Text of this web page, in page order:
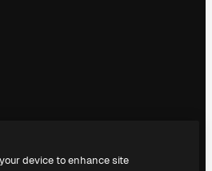
device to enhance site